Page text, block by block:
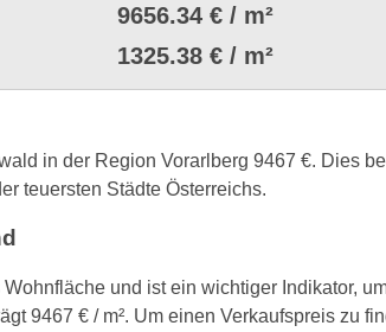
9656.34 € / m²
1325.38 € / m²
in der Region Vorarlberg 9467 €. Dies
teuersten Städte Österreichs.
und ist ein wichtiger Indikator,
9467 € / m². Um einen Verkaufspreis zu